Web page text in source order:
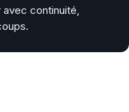
avec continuité,